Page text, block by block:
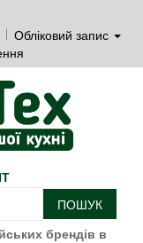
Обліковий запис
ПОШУК
брендів в